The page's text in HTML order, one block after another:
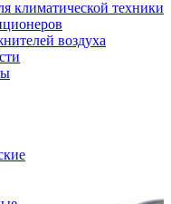
климатической техники
воздуха